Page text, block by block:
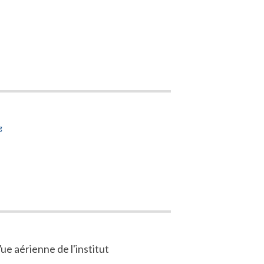
aérienne de l'institut